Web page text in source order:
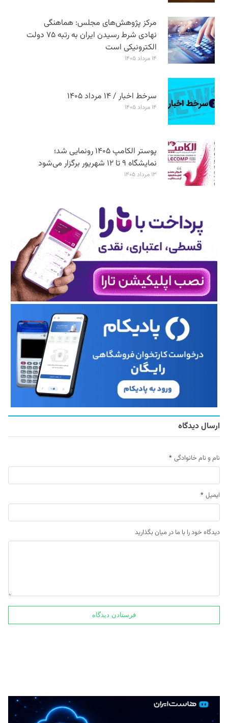
مرکز پژوهش‌های مجلس: هماهنگی
نهادی شرط رسیدن ایران به رتبه ۷۵ دولت
الکترونیکی است
۱۴ مرداد ۱۴۰۵
سرخط اخبار / ۱۴ مرداد ۱۴۰۵
۱۴ مرداد ۱۴۰۵
پوستر الکامپ ۱۴۰۵ رونمایی شد؛
نمایشگاه ۹ تا ۱۲ شهریور برگزار می‌شود
۱۳ مرداد ۱۴۰۵
ارسال دیدگاه
نام و نام خانوادگی *
ایمیل *
دیدگاه خود را با ما در میان بگذارید